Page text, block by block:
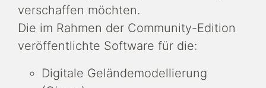
verschaffen möchten.
Die im Rahmen der Community-Edition
veröffentlichte Software für die:
Digitale Geländemodellierung